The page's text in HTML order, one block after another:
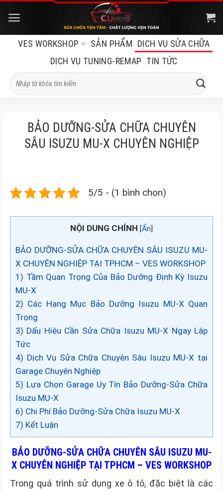
Bỏ
qua
nội
VES WORKSHOP SẢN PHẨM DỊCH VỤ SỬA CHỮA
DỊCH VỤ TUNING-REMAP TIN TỨC
Tìm
kiếm:
BẢO DƯỠNG-SỬA CHỮA CHUYÊN
SÂU ISUZU MU-X CHUYÊN NGHIỆP
5/5 - (1 bình chọn)
NỘI DUNG CHÍNH [Ẩn]
BẢO DƯỠNG-SỬA CHỮA CHUYÊN SÂU ISUZU MU-
X CHUYÊN NGHIỆP TẠI TPHCM – VES WORKSHOP
1) Tầm Quan Trọng Của Bảo Dưỡng Định Kỳ Isuzu
MU-X
2) Các Hạng Mục Bảo Dưỡng Isuzu MU-X Quan
Trọng
3) Dấu Hiệu Cần Sửa Chữa Isuzu MU-X Ngay Lập
Tức
4) Dịch Vụ Sửa Chữa Chuyên Sâu Isuzu MU-X tại
Garage Chuyên Nghiệp
5) Lựa Chọn Garage Uy Tín Bảo Dưỡng-Sửa Chữa
Isuzu MU-X
6) Chi Phí Bảo Dưỡng-Sửa Chữa Isuzu MU-X
7) Kết Luận
BẢO DƯỠNG-SỬA CHỮA CHUYÊN SÂU ISUZU MU-
X CHUYÊN NGHIỆP TẠI TPHCM – VES WORKSHOP
Trong quá trình sử dụng xe ô tô, đặc biệt là các